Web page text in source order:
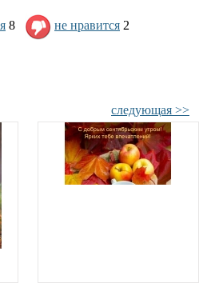
8 не нравится 2
следующая >>